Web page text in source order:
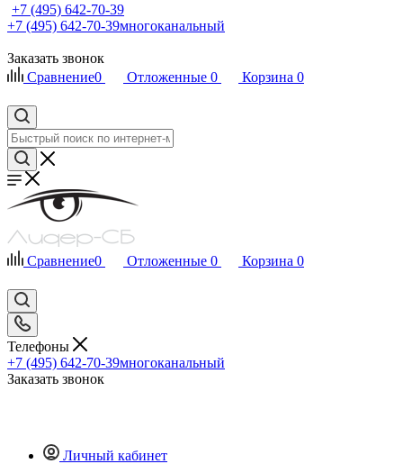
+7 (495) 642-70-39
+7 (495) 642-70-39многоканальный
Заказать звонок
Сравнение0 Отложенные 0 Корзина 0
Сравнение0 Отложенные 0 Корзина 0
Телефоны
+7 (495) 642-70-39многоканальный
Заказать звонок
Личный кабинет